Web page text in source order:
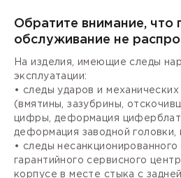
Обратите внимание, что
обслуживание не
На изделия, имеющие следы
эксплуатации:
• следы ударов и
(вмятины, зазубрины,
цифры, деформация
деформация заводной головки,
• следы
гарантийного сервисного
корпусе в месте стыка с